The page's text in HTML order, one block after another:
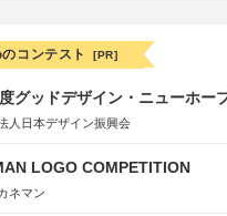
コンテスト [PR]
グッドデザイン・ニューホー
人日本デザイン振興会
LOGO COMPETITION
ネマン